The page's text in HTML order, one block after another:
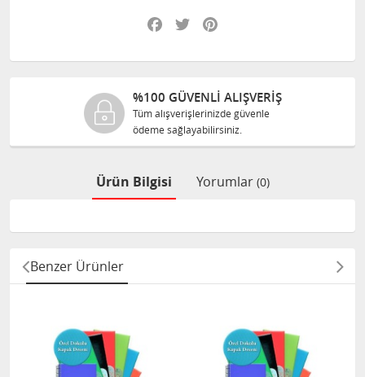
Facebook
Twitter
%100 GÜVENLİ ALIŞVERİŞ
Tüm alışverişlerinizde güvenle
ödeme sağlayabilirsiniz.
Ürün Bilgisi Yorumlar (0)
Benzer Ürünler